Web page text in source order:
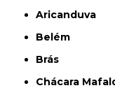
Aricanduva
Belém
Brás
Chácara